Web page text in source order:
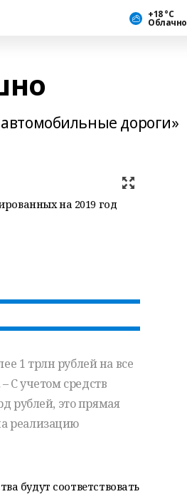
+18 °С
Облачно
дороги»
на 2019 год
1 трлн рублей на все
– С учетом средств
рублей, это прямая
реализацию
будут соответствовать